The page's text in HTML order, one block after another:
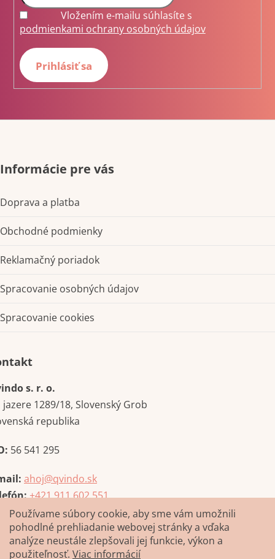
Používame súbory cookie, aby sme vám umožnili
pohodlné prehliadanie webovej stránky a vďaka
analýze neustále zlepšovali jej funkcie, výkon a
použiteľnosť. Viac informácií
Vložením e-mailu súhlasíte s
podmienkami ochrany osobných údajov
Prihlásiť sa
Informácie pre vás
Doprava a platba
Obchodné podmienky
Reklamačný poriadok
Spracovanie osobných údajov
Spracovanie cookies
s. r. o.
jazere 1289/18, Slovenský Grob
republika
56 541 295
ahoj@qvindo.sk
+421 911 602 551